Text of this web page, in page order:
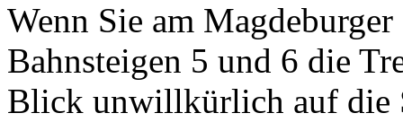
Wenn Sie am
Bahnsteigen 5 und 6 die
Blick unwillkürlich auf die